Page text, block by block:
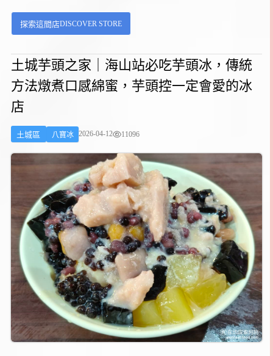
高記茶莊、蔡元益紅茶等都是在地有名的老店，甜妞並非
低，正好就位在「高記茶莊」對面，許多人原本是去高記
排隊，看到隊伍太長才轉過來。...
探索這間店DISCOVER STORE
土城芋頭之家｜海山站必吃芋頭冰，傳統
方法燉煮口感綿蜜，芋頭控一定會愛的冰
店
土城區 八寶冰 2026-04-12 11096